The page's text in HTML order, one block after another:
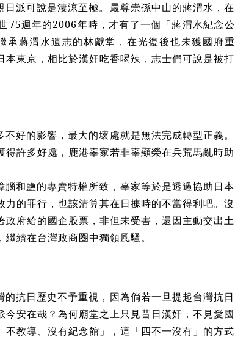
派可說是淒涼至極。最尊崇孫中山的蔣渭水，在
75週年的2006年時，才有了一個「蔣渭水紀念公
蔣渭水遺志的林獻堂，在光復後也未獲國府重
東京，相比於漢奸吃香喝辣，志士們可說是被打
好的影響，最大的壞處就是無法完成轉型正義。
許多好處，鹿港辜家若非辜顯榮在兵荒馬亂時助
和鹽的專賣特權所致，辜家等於是透過協助日本
的罪行，也該清算其在日據時的不當得利吧。沒
府給的國企股票，非但未受害，還因主動交出土
續在台灣政商圈中獨領風騷。
抗日歷史不予重視，因為倘若一旦提起台灣抗日
安在哉？為何廟堂之上只見昔日漢奸，不見愛國
教導、沒有紀念館」，這「四不一沒有」的方式